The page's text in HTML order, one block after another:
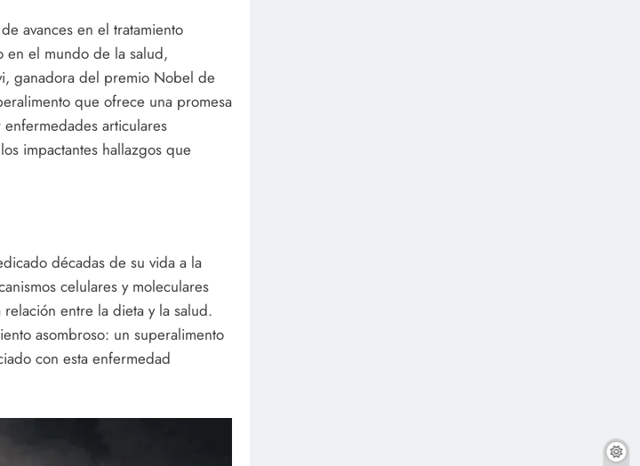
avances en el tratamiento
en el mundo de la salud,
ganadora del premio Nobel de
que ofrece una promesa
articulares
impactantes hallazgos que
décadas de su vida a la
celulares y moleculares
entre la dieta y la salud.
asombroso: un superalimento
con esta enfermedad